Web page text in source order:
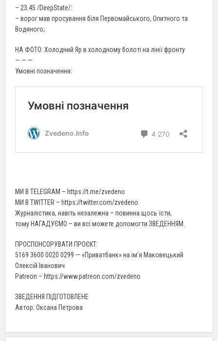
– 23.45 /DeepState/:
– ворог мав просування біля Первомайського, Опитного та
Водяного;
НА ФОТО: Холодний Яр в холодному болоті на лінії фронту
— — —
Умовні позначення:
МИ В TELEGRAM – https://t.me/zvedeno
МИ В TWITTER – https://twitter.com/zvedeno
Журналістика, навіть незалежна – повинна щось їсти,
тому НАГАДУЄМО – ви всі можете допомогти ЗВЕДЕННЯМ.
ПРОСПОНСОРУВАТИ ПРОЄКТ:
5169 3600 0020 0299 — «Приватбанк» на ім’я Маковецький
Олексій Іванович
Patreon – https://www.patreon.com/zvedeno
ЗВЕДЕННЯ ПІДГОТОВЛЕНЕ
Автор: Оксана Петрова